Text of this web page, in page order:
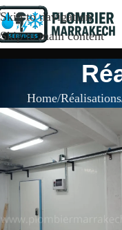
Skip to navigation
Skip to main content
Home Réalisations